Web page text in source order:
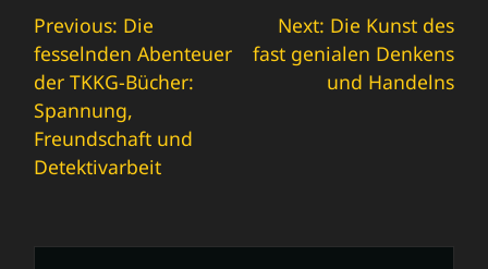
Beitrags-
Navigation
Previous: Die
fesselnden Abenteuer
der TKKG-Bücher:
Spannung,
Freundschaft und
Detektivarbeit
Next: Die Kunst des
fast genialen Denkens
und Handelns